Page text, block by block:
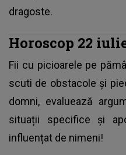
dragoste.
Horoscop 22
Fii cu picioarele pe
scuti de obstacole și
domni, evaluează
situații specifice și
influențat de nimeni!